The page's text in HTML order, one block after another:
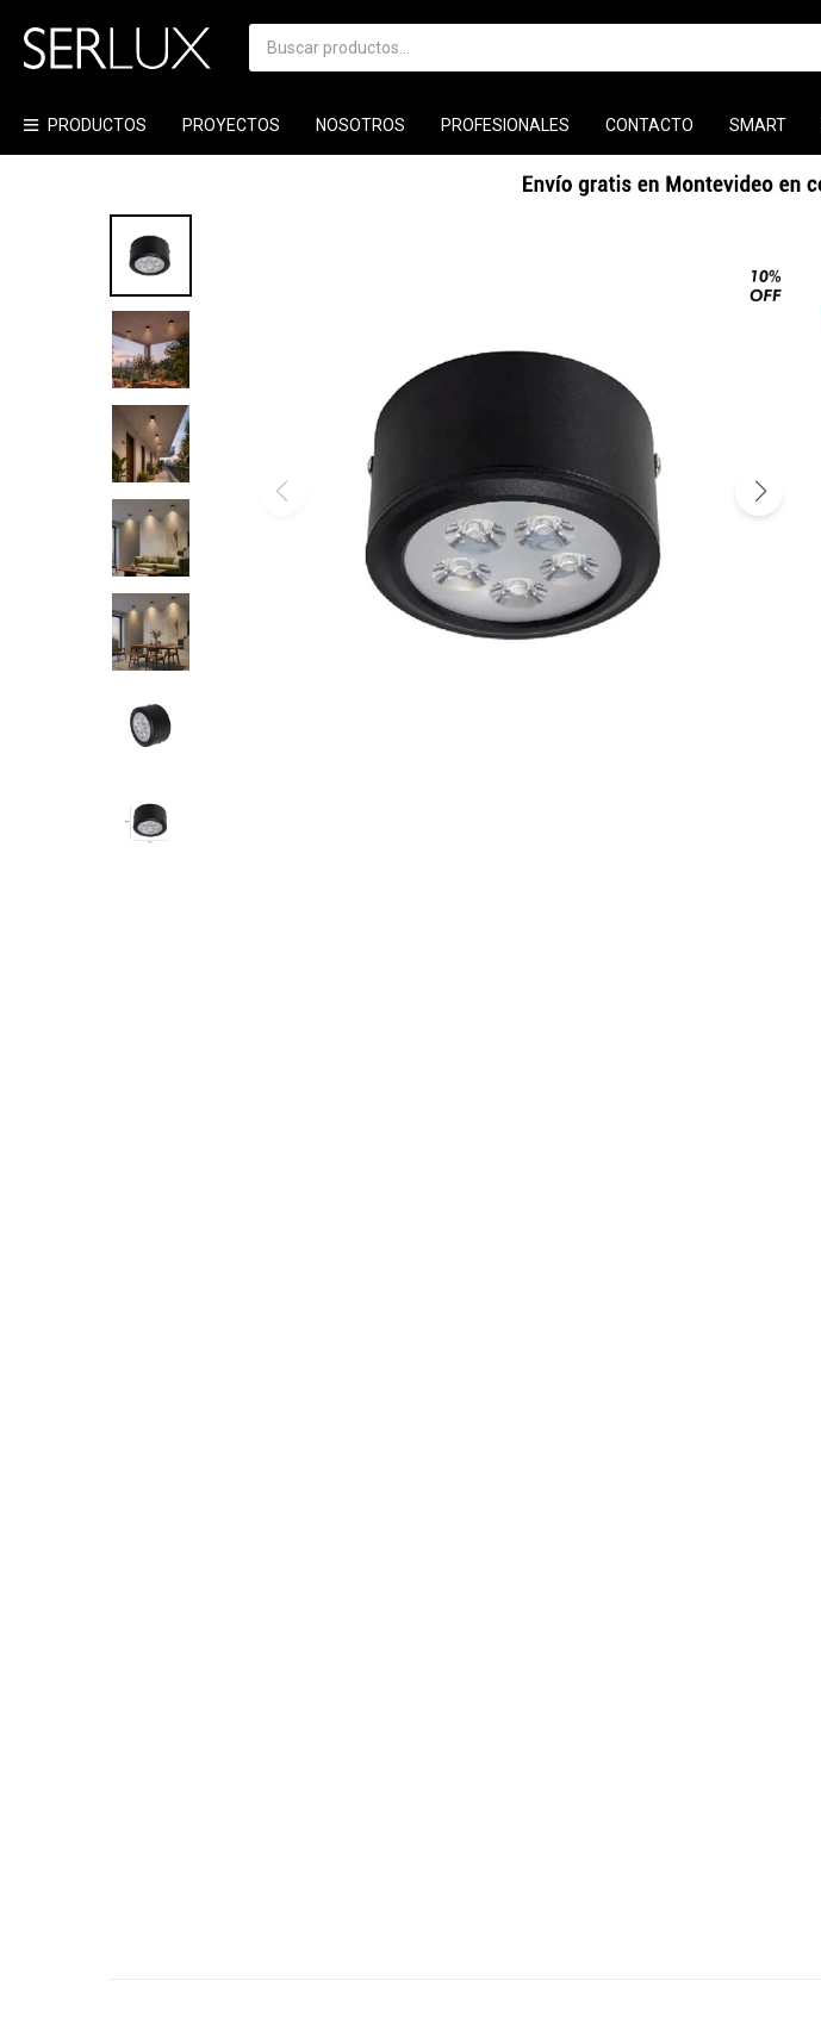
PRODUCTOS PROYECTOS NOSOTROS PROFESIONALES CONTACTO SMART